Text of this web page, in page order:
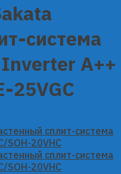
система
A++
25VGC